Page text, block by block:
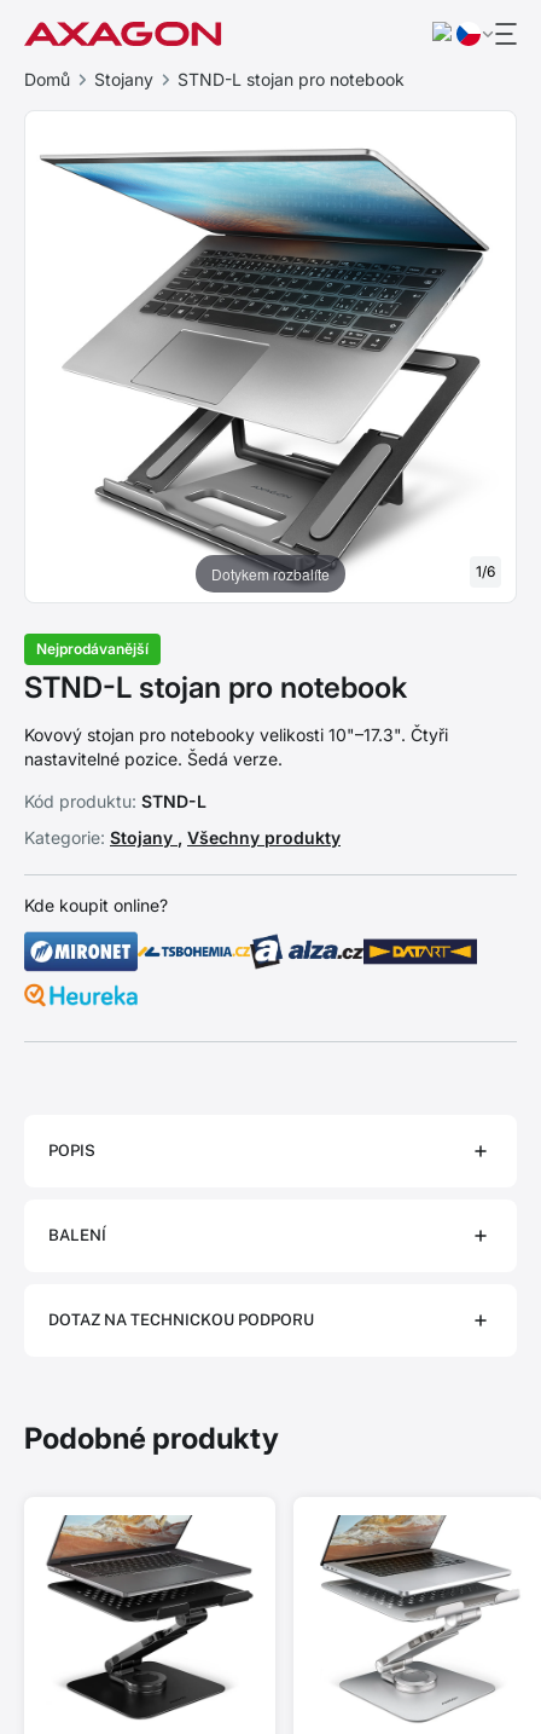
Domů Stojany STND-L stojan pro notebook
Dotykem rozbalíte 1/6
Nejprodávanější
STND-L stojan pro notebook
Kovový stojan pro notebooky velikosti 10"–17.3". Čtyři
nastavitelné pozice. Šedá verze.
Kód produktu: STND-L
Kategorie: Stojany , Všechny produkty
Kde koupit online?
POPIS
BALENÍ
DOTAZ NA TECHNICKOU PODPORU
Podobné produkty